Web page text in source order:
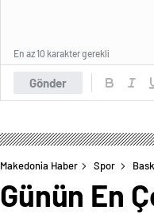
Gönder
En az 10 karakter gerekli
Makedonia Haber Spor
Günün En